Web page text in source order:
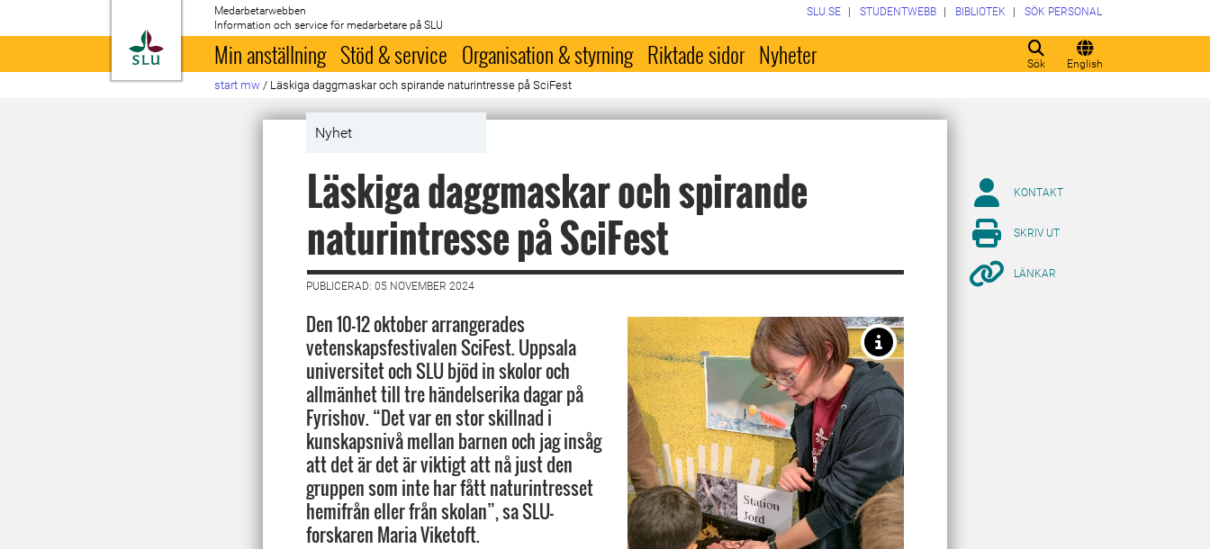
Till startsida
Medarbetarwebben
Information och service för medarbetare på SLU
Sök English
SLU.SE STUDENTWEBB BIBLIOTEK SÖK PERSONAL
Min anställning Stöd & service Organisation & styrning Riktade sidor Nyheter
start mw / Läskiga daggmaskar och spirande naturintresse på SciFest
Nyhet
Läskiga daggmaskar och spirande
naturintresse på SciFest
PUBLICERAD: 05 NOVEMBER 2024
Den 10-12 oktober arrangerades
vetenskapsfestivalen SciFest. Uppsala
universitet och SLU bjöd in skolor och
allmänhet till tre händelserika dagar på
Fyrishov. “Det var en stor skillnad i
kunskapsnivå mellan barnen och jag insåg
att det är det är viktigt att nå just den
gruppen som inte har fått naturintresset
hemifrån eller från skolan”, sa SLU-
forskaren Maria Viketoft.
KONTAKT
SKRIV UT
LÄNKAR